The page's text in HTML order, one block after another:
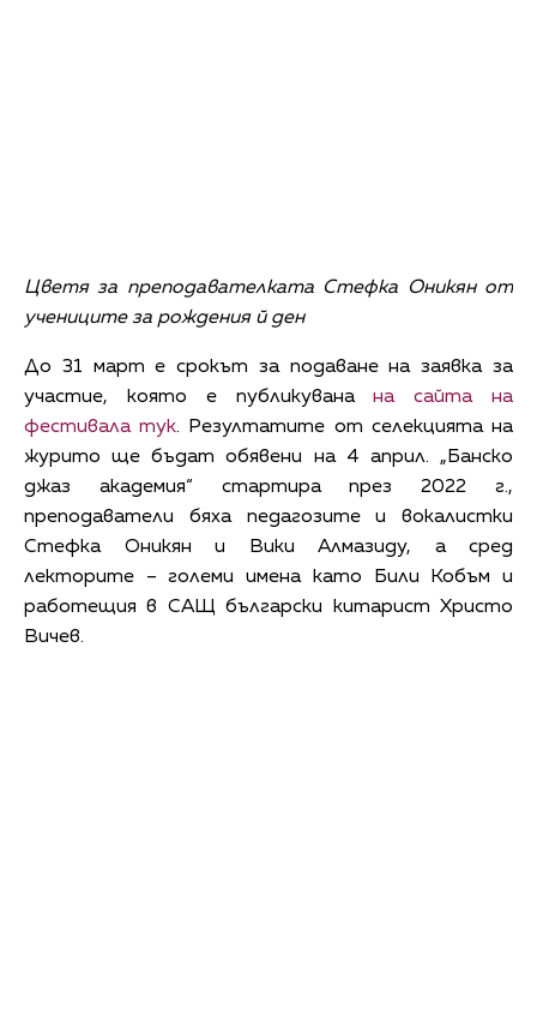
Цветя за преподавателката Стефка Оникян от
учениците за рождения й ден
До 31 март е срокът за подаване на заявка за
участие, която е публикуванана сайта на
фестивала тук. Резултатите от селекцията на
журито ще бъдат обявени на 4 април. „Банско
джаз академия“ стартира през 2022 г.,
преподаватели бяха педагозите и вокалистки
Стефка Оникян и Вики Алмазиду, а сред
лекторите – големи имена като Били Кобъм и
работещия в САЩ български китарист Христо
Вичев.